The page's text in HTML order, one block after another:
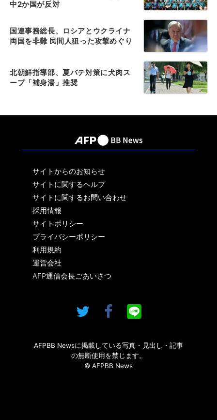
中2か国が反対
国連事務総長、ロシアとウクライナ
両国を非難 民間人狙った攻撃めぐり
北朝鮮指導部、夏バテ対策に犬肉ス
ープ「補身湯」推奨
サイトからのお知らせ
サイトに関するヘルプ
サイトに関するお問い合わせ
採用情報
サイトポリシー
プライバシーポリシー
利用規約
運営会社
AFP通信会長ごあいさつ
AFPBB Newsに掲載している写真・見出し・記事
の無断使用を禁じます。
© AFPBB News